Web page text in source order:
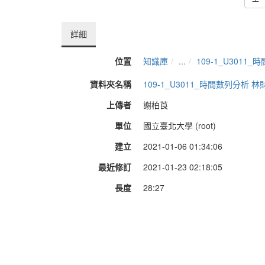
詳細
位置 知識庫 ...
109-1_U3011_時
資料夾名稱
109-1_U3011_時間數列分析 林
上傳者
謝柏莨
單位
國立臺北大學 (root)
建立
2021-01-06 01:34:06
最近修訂
2021-01-23 02:18:05
長度
28:27